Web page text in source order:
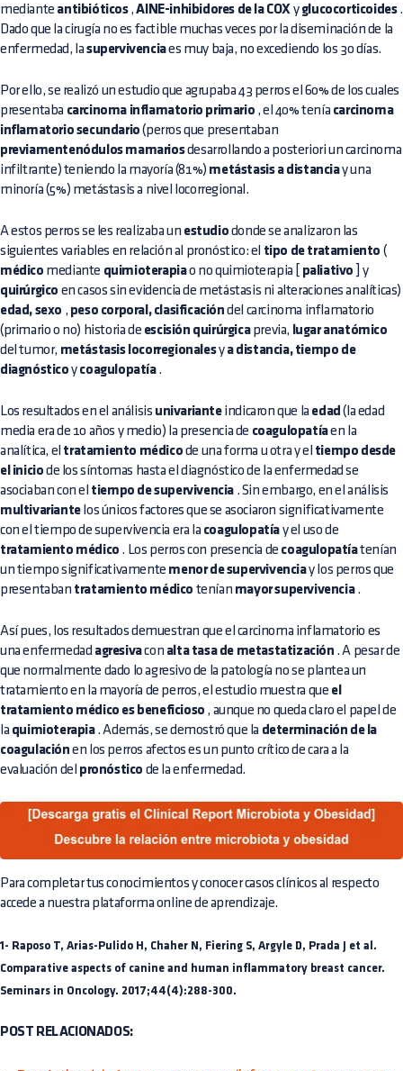
mediante antibióticos,AINE-inhibidores de la COX y glucocorticoides.
Dado que la cirugía no es factible muchas veces por la diseminación de la
enfermedad, la supervivenciaes muy baja, no excediendo los 30 días.
Por ello, se realizó un estudio que agrupaba 43 perros el 60% de los cuales
presentaba carcinoma inflamatorio primario , el 40% tenía carcinoma
inflamatorio secundario (perros que presentaban
previamentenódulos mamariosdesarrollando a posteriori un carcinoma
infiltrante) teniendo la mayoría (81%) metástasis a distanciay una
minoría (5%) metástasis a nivel locorregional.
A estos perros se les realizaba un estudio donde se analizaron las
siguientes variables en relación al pronóstico: el tipo de tratamiento (
médico mediante quimioterapiao no quimioterapia [ paliativo ] y
quirúrgico en casos sin evidencia de metástasis ni alteraciones analíticas)
edad, sexo , peso corporal, clasificación del carcinoma inflamatorio
(primario o no) historia de escisión quirúrgicaprevia, lugar anatómico
del tumor, metástasis locorregionalesy a distancia, tiempo de
diagnóstico y coagulopatía.
Los resultados en el análisis univarianteindicaron que la edad (la edad
media era de 10 años y medio) la presencia de coagulopatíaen la
analítica, el tratamiento médico de una forma u otra y el tiempo desde
el inicio de los síntomas hasta el diagnóstico de la enfermedad se
asociaban con el tiempo de supervivencia . Sin embargo, en el análisis
multivariantelos únicos factores que se asociaron significativamente
con el tiempo de supervivencia era la coagulopatía y el uso de
tratamiento médico . Los perros con presencia de coagulopatíatenían
un tiempo significativamente menor de supervivenciay los perros que
presentaban tratamiento médico tenían mayor supervivencia.
Así pues, los resultados demuestran que el carcinoma inflamatorio es
una enfermedad agresivacon alta tasa de metastatización . A pesar de
que normalmente dado lo agresivo de la patología no se plantea un
tratamiento en la mayoría de perros, el estudio muestra que el
tratamiento médico es beneficioso , aunque no queda claro el papel de
la quimioterapia. Además, se demostró que la determinación de la
coagulación en los perros afectos es un punto crítico de cara a la
evaluación del pronóstico de la enfermedad.
Para completar tus conocimientos y conocer casos clínicos al respecto
accede a nuestra plataforma online de aprendizaje.
1- Raposo T, Arias-Pulido H, Chaher N, Fiering S, Argyle D, Prada J et al.
Comparative aspects of canine and human inflammatory breast cancer.
Seminars in Oncology. 2017;44(4):288-300.
POST RELACIONADOS: